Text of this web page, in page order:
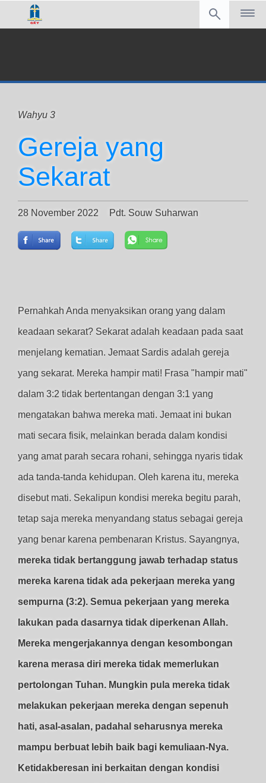
Wahyu 3
Gereja yang
Sekarat
28 November 2022 Pdt. Souw Suharwan
Pernahkah Anda menyaksikan orang yang dalam
keadaan sekarat? Sekarat adalah keadaan pada saat
menjelang kematian. Jemaat Sardis adalah gereja
yang sekarat. Mereka hampir mati! Frasa "hampir mati"
dalam 3:2 tidak bertentangan dengan 3:1 yang
mengatakan bahwa mereka mati. Jemaat ini bukan
mati secara fisik, melainkan berada dalam kondisi
yang amat parah secara rohani, sehingga nyaris tidak
ada tanda-tanda kehidupan. Oleh karena itu, mereka
disebut mati. Sekalipun kondisi mereka begitu parah,
tetap saja mereka menyandang status sebagai gereja
yang benar karena pembenaran Kristus. Sayangnya,
mereka tidak bertanggung jawab terhadap status
mereka karena tidak ada pekerjaan mereka yang
sempurna (3:2). Semua pekerjaan yang mereka
lakukan pada dasarnya tidak diperkenan Allah.
Mereka mengerjakannya dengan kesombongan
karena merasa diri mereka tidak memerlukan
pertolongan Tuhan. Mungkin pula mereka tidak
melakukan pekerjaan mereka dengan sepenuh
hati, asal-asalan, padahal seharusnya mereka
mampu berbuat lebih baik bagi kemuliaan-Nya.
Ketidakberesan ini berkaitan dengan kondisi